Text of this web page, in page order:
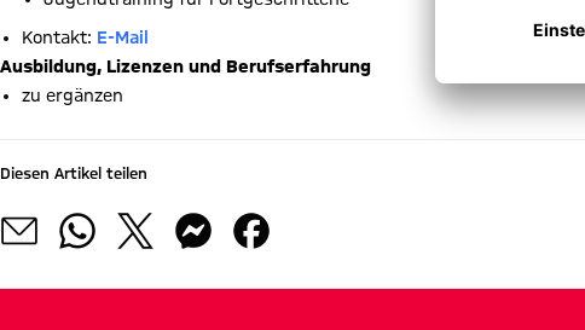
Kontakt: E-Mail
Ausbildung, Lizenzen und Berufserfahrung
zu ergänzen
Diesen Artikel teilen